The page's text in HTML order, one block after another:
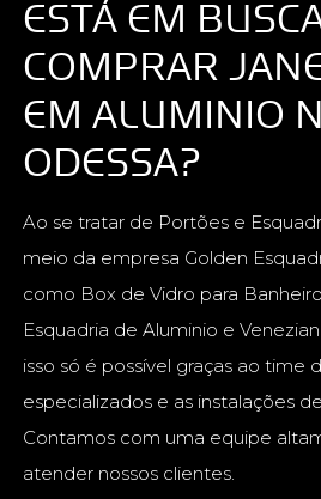
ESTÁ EM
COMPRAR
EM ALUMINIO
ODESSA?
Ao se tratar de Portões e
meio da empresa Golden
como Box de Vidro para
Esquadria de Aluminio e
isso só é possível graças ao time
especializados e as instalações
Contamos com uma equipe
atender nossos clientes.